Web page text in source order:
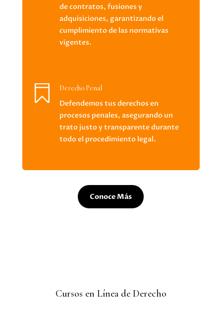
de contratos, fusiones y
adquisiciones, garantizando el
cumplimiento de las normativas
vigentes.
 Derecho Penal
Defendemos tus derechos en
procesos penales, asegurando un
trato justo y transparente durante
todo el procedimiento legal.
Conoce Más
Cursos en Línea de Derecho